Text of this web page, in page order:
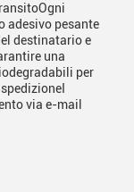
adesivo pesante
destinatario e
una
per
via e-mail